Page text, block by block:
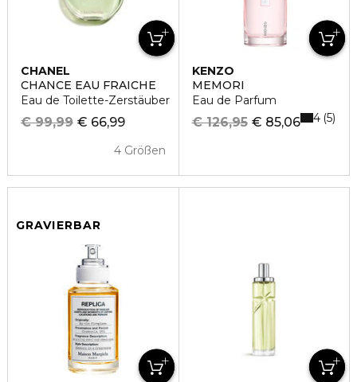
CHANEL
CHANCE EAU FRAICHE
Eau de Toilette-Zerstäuber
€ 66,99
€ 99,99
4 Größen
KENZO
MEMORI
Eau de Parfum
€ 85,06
€ 126,95 4 5
GRAVIERBAR